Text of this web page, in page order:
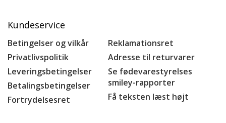
Kundeservice
Betingelser og vilkår
Privatlivspolitik
Leveringsbetingelser
Betalingsbetingelser
Fortrydelsesret
Reklamationsret
Adresse til returvarer
Se fødevarestyrelses
smiley-rapporter
Få teksten læst højt